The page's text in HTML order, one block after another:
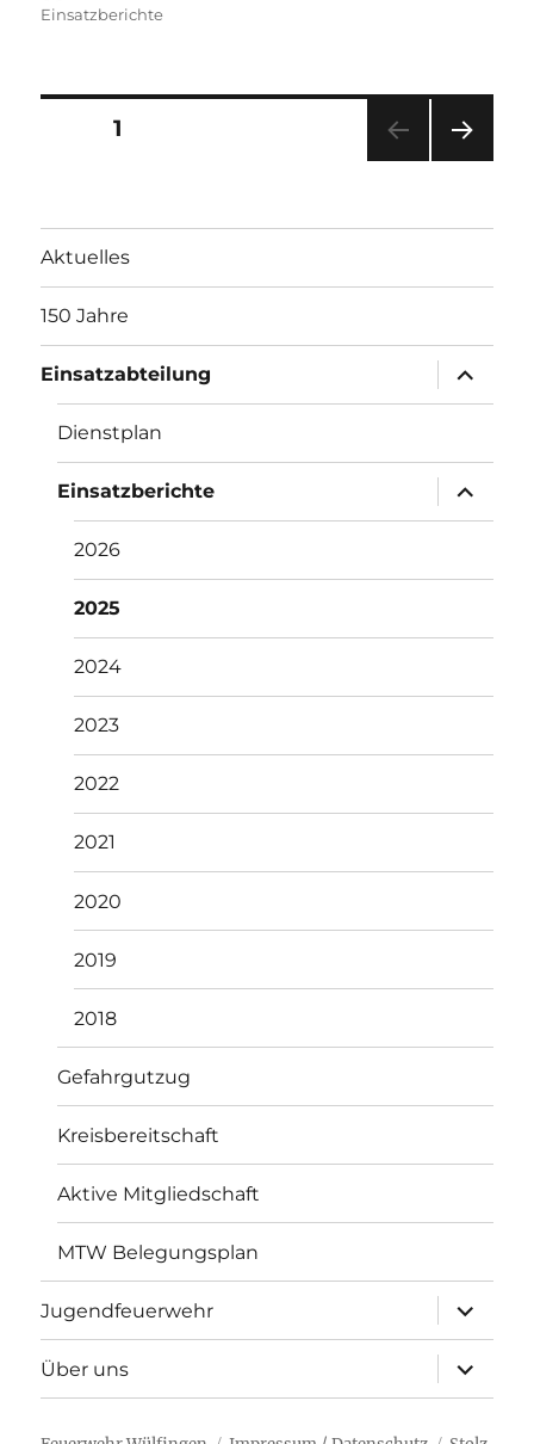
Einsatzberichte
Seitennummerierung
Beiträge
SEITE1
Aktuelles
150 Jahre
Einsatzabteilung
öffnen
Dienstplan
Einsatzberichte
öffnen
2026
2025
2024
2023
2022
2021
2020
2019
2018
Gefahrgutzug
Kreisbereitschaft
Aktive Mitgliedschaft
MTW Belegungsplan
Jugendfeuerwehr
öffnen
Über uns
öffnen